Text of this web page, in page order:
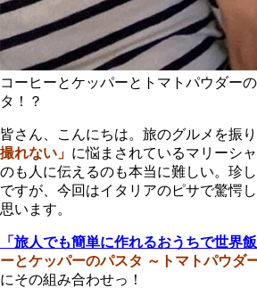
コーヒーとケッパーとトマトパウダー
タ！？
皆さん、こんにちは。旅のグルメを振
撮れない」 に悩まされているマリーシ
のも人に伝えるのも本当に難しい。珍
ですが、今回はイタリアのピサで驚愕
思います。
「旅人でも簡単に作れるおうちで世界飯
ーとケッパーのパスタ ～トマトパウダ
にその組み合わせっ！